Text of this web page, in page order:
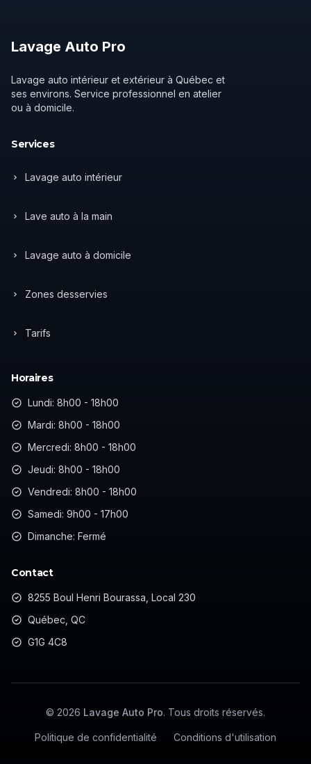
Lavage Auto Pro
Lavage auto intérieur et extérieur à Québec et
ses environs. Service professionnel en atelier
ou à domicile.
Services
Lavage auto intérieur
Lave auto à la main
Lavage auto à domicile
Zones desservies
Tarifs
Horaires
Lundi: 8h00 - 18h00
Mardi: 8h00 - 18h00
Mercredi: 8h00 - 18h00
Jeudi: 8h00 - 18h00
Vendredi: 8h00 - 18h00
Samedi: 9h00 - 17h00
Dimanche: Fermé
Contact
8255 Boul Henri Bourassa, Local 230
Québec, QC
G1G 4C8
© 2026 Lavage Auto Pro. Tous droits réservés.
Politique de confidentialité Conditions d'utilisation